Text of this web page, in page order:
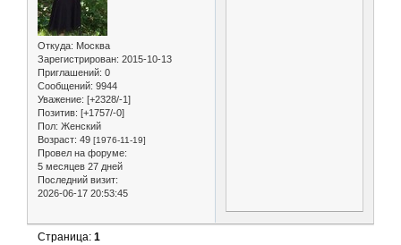
Откуда: Москва
Зарегистрирован: 2015-10-13
Приглашений: 0
Сообщений: 9944
Уважение: [+2328/-1]
Позитив: [+1757/-0]
Пол: Женский
Возраст: 49 [1976-11-19]
Провел на форуме:
5 месяцев 27 дней
Последний визит:
2026-06-17 20:53:45
Страница:1